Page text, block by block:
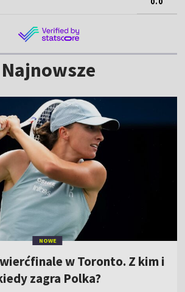
Najnowsze
NOWE
w Toronto. Z kim i
zagra Polka?